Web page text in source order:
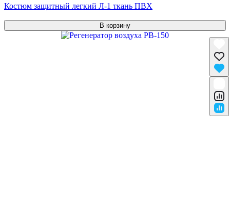
Костюм защитный легкий Л-1 ткань ПВХ
В корзину